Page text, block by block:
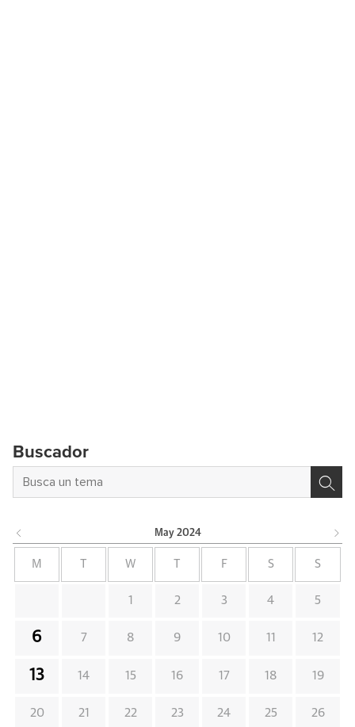
Buscador
May 2024
M W F S S
1 2 3 4 5
6 7 8 9 10 11 12
13 14 15 16 17 18 19
20 21 22 23 24 25 26